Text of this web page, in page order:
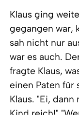
Klaus ging
gegangen war,
sah nicht nur
war es auch.
fragte Klaus,
einen Paten für
Klaus. "Ei,